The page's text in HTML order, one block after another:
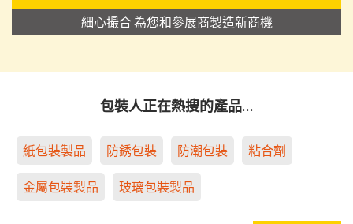
細心撮合 為您和參展商製造新商機
包裝人正在熱搜的產品…
紙包裝製品 防銹包裝 防潮包裝 粘合劑
金屬包裝製品 玻璃包裝製品